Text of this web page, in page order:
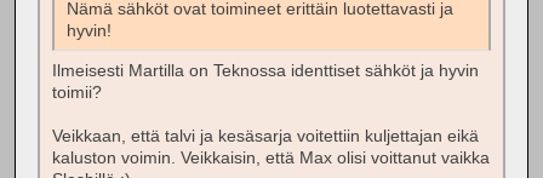
Nämä sähköt ovat toimineet erittäin luotettavasti ja
hyvin!
Ilmeisesti Martilla on Teknossa identtiset sähköt ja hyvin
toimii?
Veikkaan, että talvi ja kesäsarja voitettiin kuljettajan eikä
kaluston voimin. Veikkaisin, että Max olisi voittanut vaikka